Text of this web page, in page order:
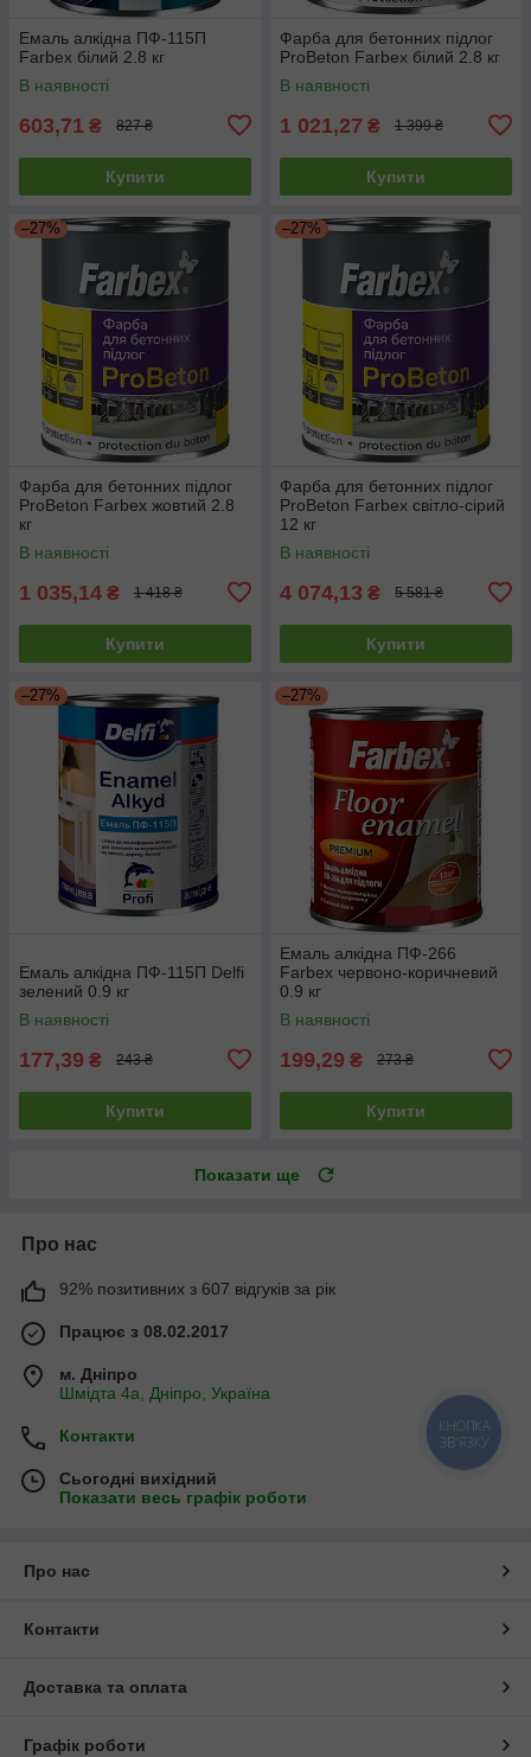
Емаль алкідна ПФ-115П
Farbex білий 2.8 кг
В наявності
603,71 ₴ 827 ₴
Купити
Фарба для бетонних підлог
ProBeton Farbex білий 2.8 кг
В наявності
1 021,27 ₴ 1 399 ₴
Купити
–27%
Фарба для бетонних підлог
ProBeton Farbex жовтий 2.8
кг
В наявності
1 035,14 ₴ 1 418 ₴
Купити
–27%
Фарба для бетонних підлог
ProBeton Farbex світло-сірий
12 кг
В наявності
4 074,13 ₴ 5 581 ₴
Купити
–27%
Емаль алкідна ПФ-115П Delfi
зелений 0.9 кг
В наявності
177,39 ₴ 243 ₴
Купити
–27%
Емаль алкідна ПФ-266
Farbex червоно-коричневий
0.9 кг
В наявності
199,29 ₴ 273 ₴
Купити
Показати ще
Про нас
92% позитивних з 607 відгуків за рік
Працює з 08.02.2017
м. Дніпро
Шмідта 4а, Дніпро, Україна
Контакти
Сьогодні вихідний
Показати весь графік роботи
Про нас
Контакти
Доставка та оплата
Графік роботи
КНОПКА
ЗВ'ЯЗКУ